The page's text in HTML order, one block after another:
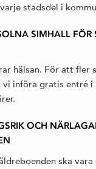
stadsdel i
SIMHALL FÖR
hälsan. För att fler
införa gratis entré i
OCH
ska